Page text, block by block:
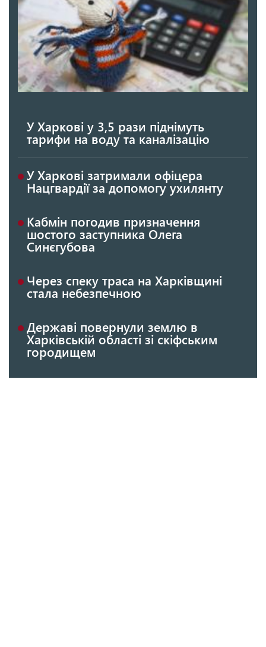
У Харкові у 3,5 рази піднімуть
тарифи на воду та каналізацію
У Харкові затримали офіцера
Нацгвардії за допомогу ухилянту
Кабмін погодив призначення
шостого заступника Олега
Синєгубова
Через спеку траса на Харківщині
стала небезпечною
Державі повернули землю в
Харківській області зі скіфським
городищем